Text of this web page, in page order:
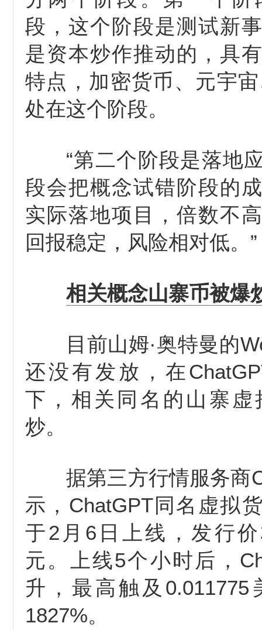
段，这个阶段是测试新
是资本炒作推动的，具
特点，加密货币、元宇
处在这个阶段。
“第二个阶段是落地
段会把概念试错阶段的
实际落地项目，倍数不
回报稳定，风险相对低。”
相关概念山寨币被爆
目前山姆·奥特曼的
还没有发放，在
下，相关同名的山寨虚
炒。
据第三方行情服务商
示，ChatGPT同名虚拟
于2月6日上线，发行价
元。上线5个小时后，
升，最高触及
1827%。